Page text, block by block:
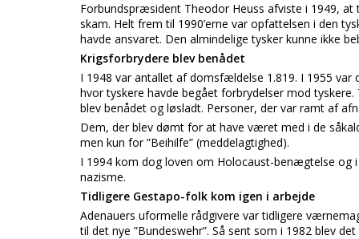
Forbundspræsident Theodor Heuss afviste i 1949,
skam. Helt frem til 1990’erne var opfattelsen i den
havde ansvaret. Den almindelige tysker kunne ikke
Krigsforbrydere blev benådet
I 1948 var antallet af domsfældelse 1.819. I 1955
hvor tyskere havde begået forbrydelser mod
blev benådet og løsladt. Personer, der var ramt af
Dem, der blev dømt for at have været med i de
men kun for ”Beihilfe” (meddelagtighed).
I 1994 kom dog loven om Holocaust-benægtelse
nazisme.
Tidligere Gestapo-folk kom igen i arbejde
Adenauers uformelle rådgivere var tidligere
til det nye ”Bundeswehr”. Så sent som i 1982 blev